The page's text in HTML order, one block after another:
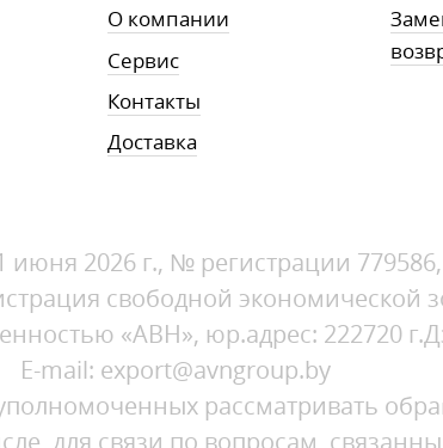
О компании
Сервис
Контакты
Доставка
июня 2026 г., № регистрации
свободной экономической
«АВН», юр.адрес: 222720
E-mail: export@avngroup.by
рассматривать